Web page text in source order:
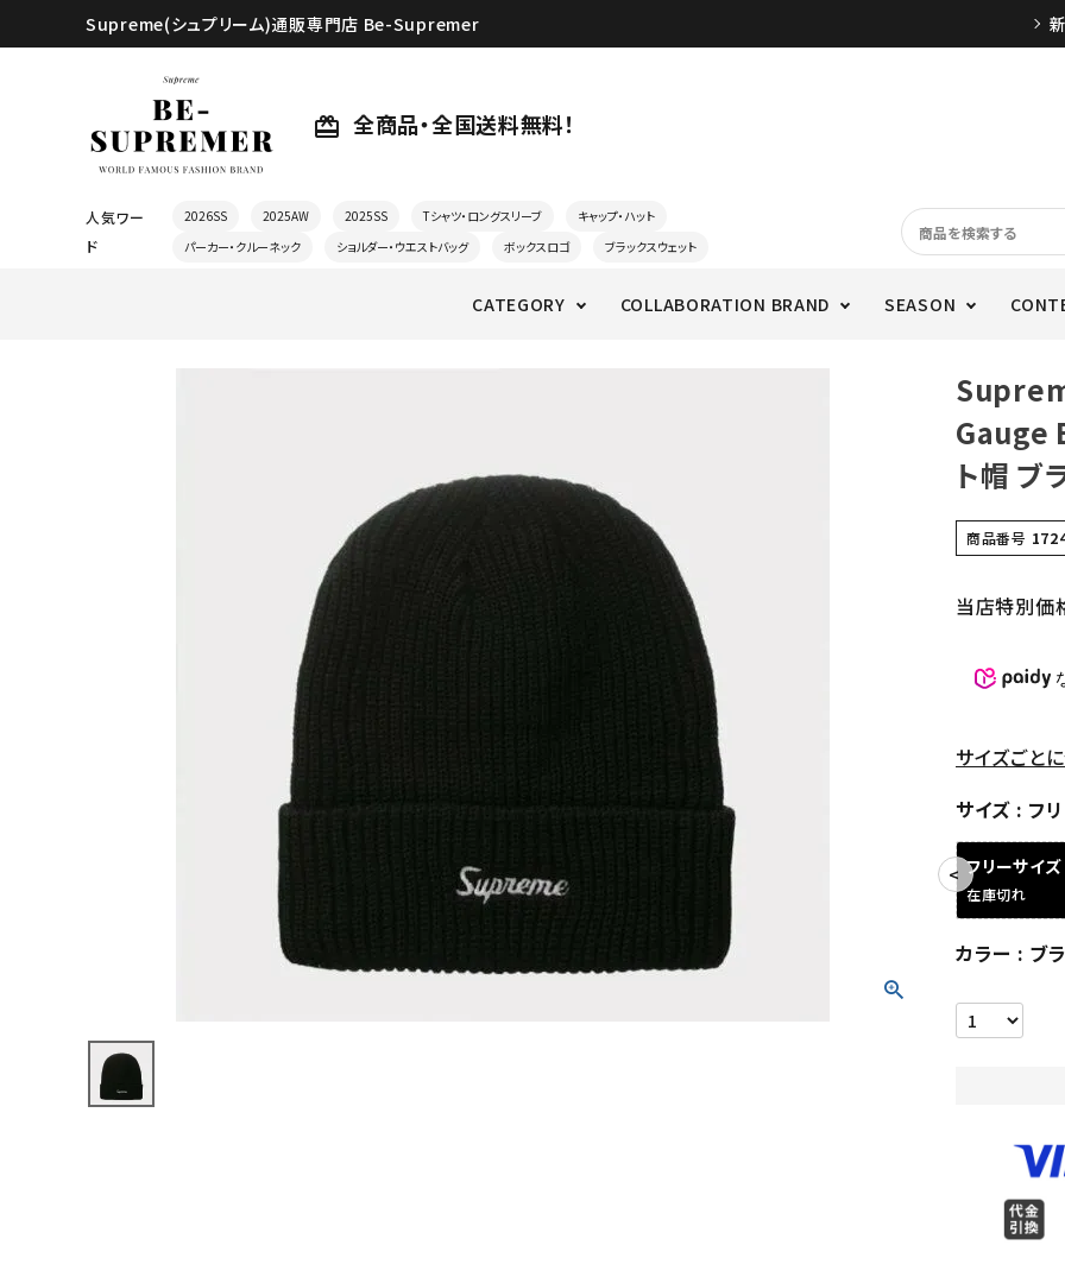
Supreme(シュプリーム)通販専門店 Be-Supremer
card_giftcard 全商品・全国送料無料！
人気ワー
ド
2026SS 2025AW 2025SS Tシャツ・ロングスリーブ
キャップ・ハット
パーカー・クルーネック
ショルダー・ウエストバッグ ボックスロゴ ブラックスウェット
CATEGORY COLLABORATION BRAND SEASON
ニット帽・ビーニー
バックパック・リュック
Gauge
ト帽 ブ
商品番号
当店特別価
サイズごと
サイズ
フ
フリーサイズ
在庫切れ
カラー ブ